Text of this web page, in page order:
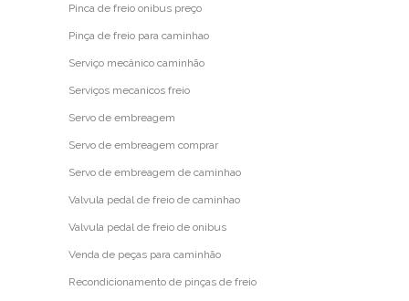
Pinca de freio onibus preço
Pinça de freio para caminhao
Serviço mecânico caminhão
Serviços mecanicos freio
Servo de embreagem
Servo de embreagem comprar
Servo de embreagem de caminhao
Valvula pedal de freio de caminhao
Valvula pedal de freio de onibus
Venda de peças para caminhão
Recondicionamento de pinças de freio